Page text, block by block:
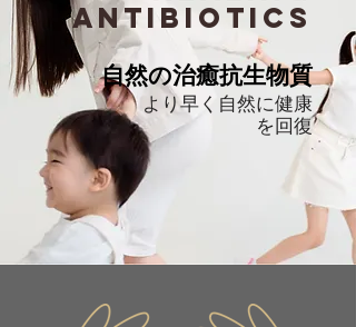
ANTIBIOTICS
自然の治癒抗生物質
より早く自然に健康
を回復